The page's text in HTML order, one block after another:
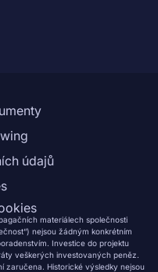
údajů
materiálech společnosti
nejsou žádným konkrétním
Investice do projektu
veškerých investovaných peněz.
zaručena. Historické výsledky nejsou